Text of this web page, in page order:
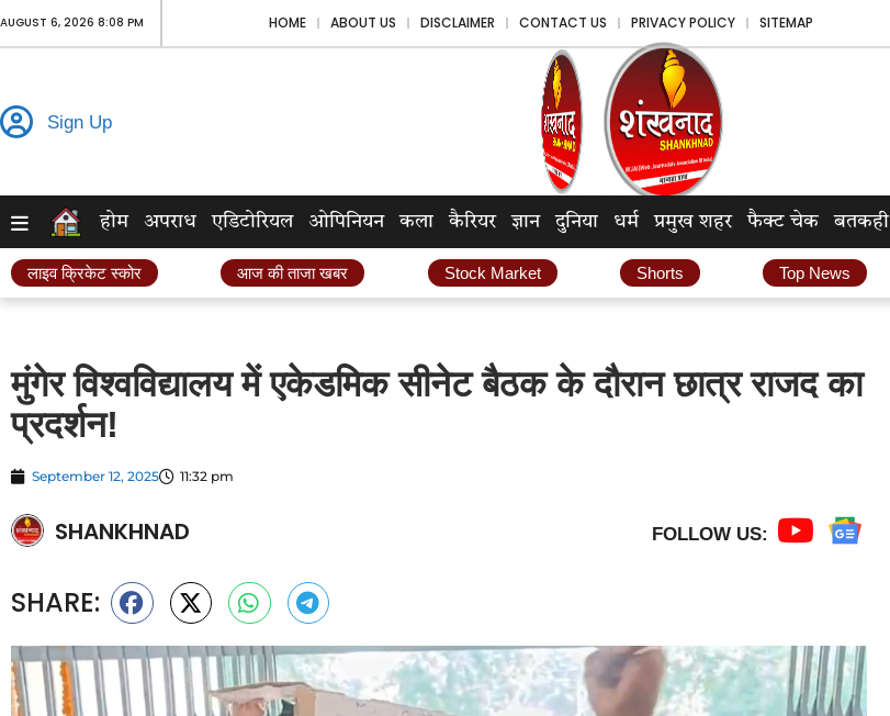
AUGUST 6, 2026 8:08 PM HOME ABOUT US DISCLAIMER CONTACT US PRIVACY POLICY SITEMAP
Sign Up
होम अपराध एडिटोरियल ओपिनियन कला कैरियर ज्ञान दुनिया धर्म प्रमुख शहर फैक्ट चेक बतकही
लाइव क्रिकेट स्कोर आज की ताजा खबर Stock Market Shorts Top News
मुंगेर विश्वविद्यालय में एकेडमिक सीनेट बैठक के दौरान छात्र राजद का
प्रदर्शन!
September 12, 2025 11:32 pm
SHANKHNAD FOLLOW US:
SHARE: